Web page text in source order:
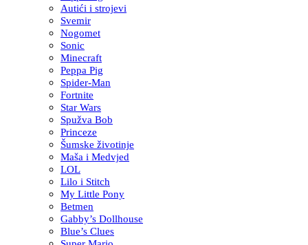
Autići i strojevi
Svemir
Nogomet
Sonic
Minecraft
Peppa Pig
Spider-Man
Fortnite
Star Wars
Spužva Bob
Princeze
Šumske životinje
Maša i Medvjed
LOL
Lilo i Stitch
My Little Pony
Betmen
Gabby’s Dollhouse
Blue’s Clues